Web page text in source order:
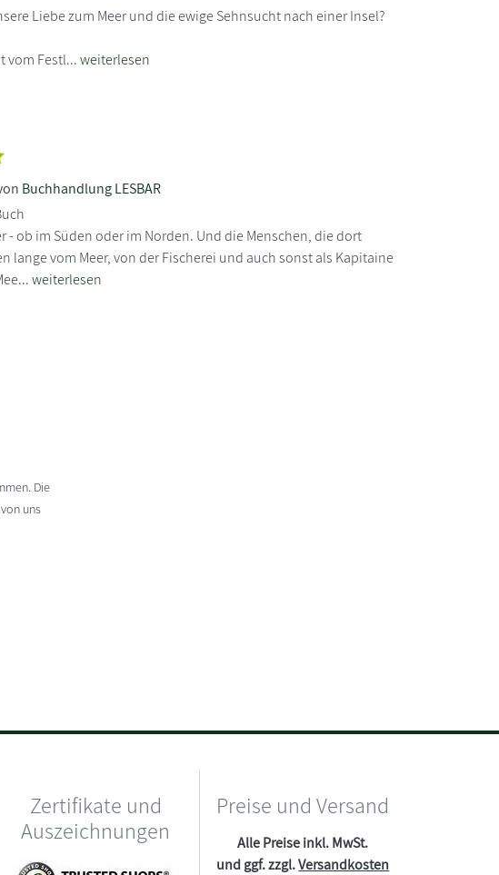
Liebe zum Meer und die ewige Sehnsucht nach einer Insel?
vom Festl...weiterlesen
Buchhandlung LESBAR
- ob im Süden oder im Norden. Und die Menschen, die dort
lange vom Meer, von der Fischerei und auch sonst als Kapitaine
weiterlesen
Die
uns
Zertifikate und
Auszeichnungen
Preise und Versand
Alle Preise inkl. MwSt.
und ggf. zzgl.Versandkosten